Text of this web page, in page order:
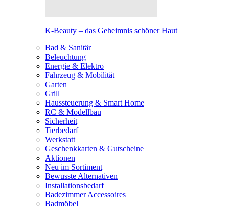
K-Beauty – das Geheimnis schöner Haut
Bad & Sanitär
Beleuchtung
Energie & Elektro
Fahrzeug & Mobilität
Garten
Grill
Haussteuerung & Smart Home
RC & Modellbau
Sicherheit
Tierbedarf
Werkstatt
Geschenkkarten & Gutscheine
Aktionen
Neu im Sortiment
Bewusste Alternativen
Installationsbedarf
Badezimmer Accessoires
Badmöbel